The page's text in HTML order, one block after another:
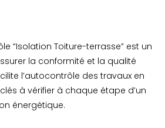
“Isolation Toiture-terrasse” est un
la conformité et la qualité
l’autocontrôle des travaux en
à vérifier à chaque étape d’un
énergétique.